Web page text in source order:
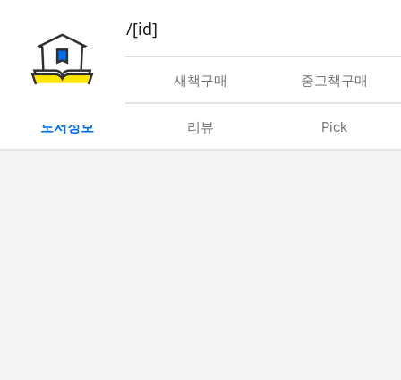
book/rent/[id]
대여 새책구매 중고책구매
도서정보 리뷰 Pick